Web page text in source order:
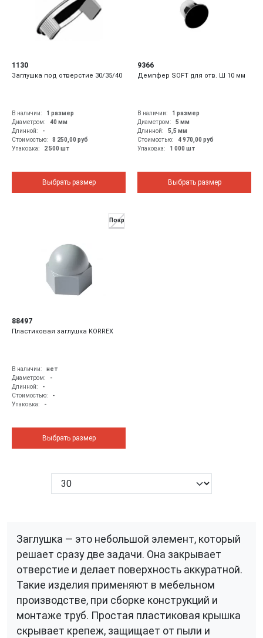
1130
Заглушка под отверстие 30/35/40
В наличии:
1 размер
Диаметром:
40 мм
Длинной:
-
Стоимостью:
8 250,00 руб
Упаковка:
2 500 шт
Выбрать размер
9366
Демпфер SOFT для отв. Ш 10 мм
В наличии:
1 размер
Диаметром:
5 мм
Длинной:
5,5 мм
Стоимостью:
4 970,00 руб
Упаковка:
1 000 шт
Выбрать размер
Покр
88497
Пластиковая заглушка KORREX
В наличии:
нет
Диаметром:
-
Длинной:
-
Стоимостью:
-
Упаковка:
-
Выбрать размер
Заглушка — это небольшой элемент, который
решает сразу две задачи. Она закрывает
отверстие и делает поверхность аккуратной.
Такие изделия применяют в мебельном
производстве, при сборке конструкций и
монтаже труб. Простая пластиковая крышка
скрывает крепеж, защищает от пыли и